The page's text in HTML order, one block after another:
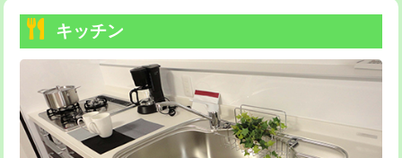
給水管工事※（ホール加工)
給水管工事※（バンド止め) 3,300円
給水管工事※（支持金具設置) 5,500円
給水管工事※（保温材使用（バンド止
5,500円
トーラー機使用/3mまで
追加トーラー機使用/3m超え +3,300円
カメラ調査 33,000円
桝清掃 8,800円
キッチン